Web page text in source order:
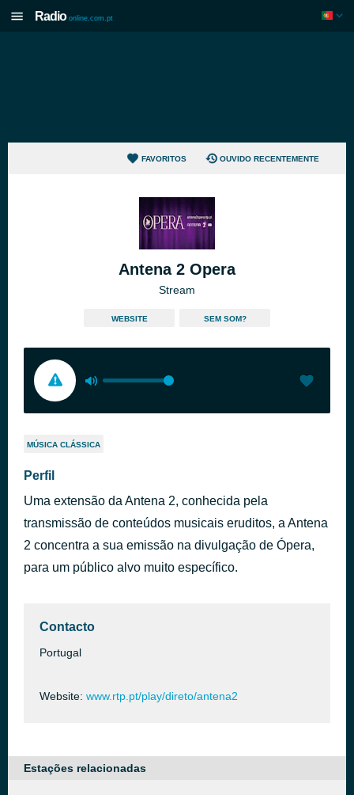
Radio online.com.pt
FAVORITOS OUVIDO RECENTEMENTE
Antena 2 Opera
Stream
WEBSITE SEM SOM?
MÚSICA CLÁSSICA
Perfil
Uma extensão da Antena 2, conhecida pela
transmissão de conteúdos musicais eruditos, a Antena
2 concentra a sua emissão na divulgação de Ópera,
para um público alvo muito específico.
Contacto
Portugal
Website: www.rtp.pt/play/direto/antena2
Estações relacionadas